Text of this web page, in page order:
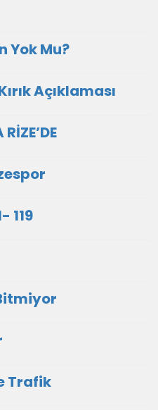
Yok Mu?
Açıklaması
119
Trafik